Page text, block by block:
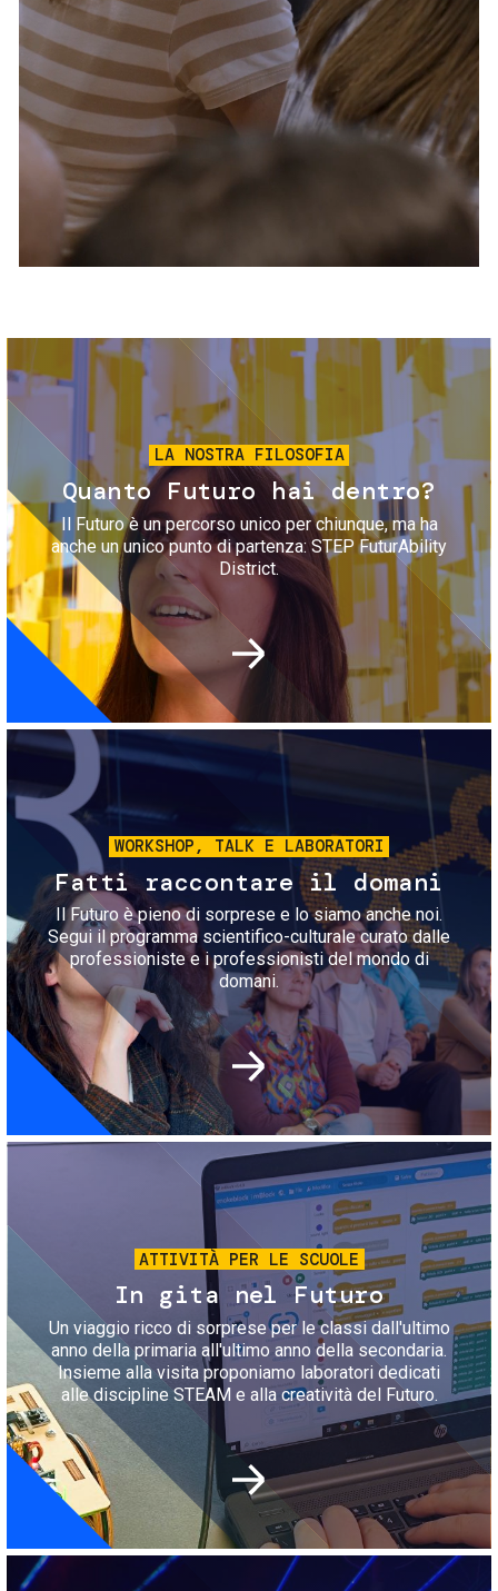
Servizi e accessibilità
Contatti
FAQ
Biglietti
Immagine
LA NOSTRA FILOSOFIA
Quanto Futuro hai dentro?
Il Futuro è un percorso unico per chiunque, ma ha
anche un unico punto di partenza: STEP FuturAbility
District.
Immagine
WORKSHOP, TALK E LABORATORI
Fatti raccontare il domani
Il Futuro è pieno di sorprese e lo siamo anche noi.
Segui il programma scientifico-culturale curato dalle
professioniste e i professionisti del mondo di
domani.
Immagine
ATTIVITÀ PER LE SCUOLE
In gita nel Futuro
Un viaggio ricco di sorprese per le classi dall'ultimo
anno della primaria all'ultimo anno della secondaria.
Insieme alla visita proponiamo laboratori dedicati
alle discipline STEAM e alla creatività del Futuro.
Immagine